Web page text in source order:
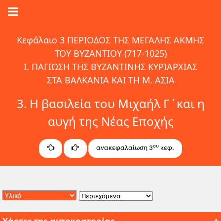
Κεφάλαιο 3 ΠΕΡΙΟΔΟΣ ΤΗΣ ΜΕΓΑΛΗΣ ΑΚΜΗΣ
ΤΟΥ ΒΥΖΑΝΤΙΟΥ (717-1025)
I. ΠΑΓΙΩΣΗ ΤΗΣ ΒΥΖΑΝΤΙΝΗΣ ΚΥΡΙΑΡΧΙΑΣ
ΣΤΑ ΒΑΛΚΑΝΙΑ ΚΑΙ ΤΗ Μ. ΑΣΙΑ
3. Η βασιλεία του Μιχαήλ Γ΄και η
αυγή της Νέας Εποχής
ανακεφαλαίωση 3ου κεφ.